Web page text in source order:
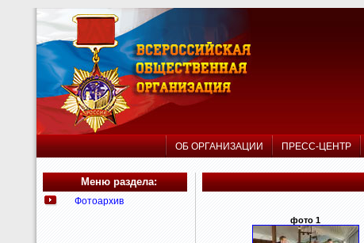
ОБ ОРГАНИЗАЦИИ ПРЕСС-ЦЕНТР
Меню раздела:
Фотоархив
фото 1